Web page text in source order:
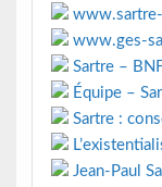
www.ges-
Sartre –
Équipe –
Sartre :
Jean-Paul